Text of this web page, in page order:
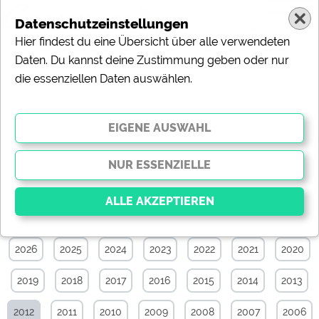
Campingplätze
Specials Aktuelle News
2026 2025 2024 2023 2022 2021 2020
2019 2018 2017 2016 2015 2014 2013
2012 2011 2010 2009 2008 2007 2006
Datenschutzeinstellungen
Hier findest du eine Übersicht über alle verwendeten
Daten. Du kannst deine Zustimmung geben oder nur
die essenziellen Daten auswählen.
Essenziell
Essenzielle Cookies ermöglichen grundlegende
Funktionen und sind für die einwandfreie Funktion der
werden Teile der Websitenicht funktionieren.